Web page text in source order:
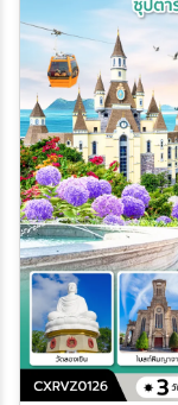
เมือง
สายการบิน
ตั้งแต่วันที่
ถึงวันที่
เฉพาะเดือน